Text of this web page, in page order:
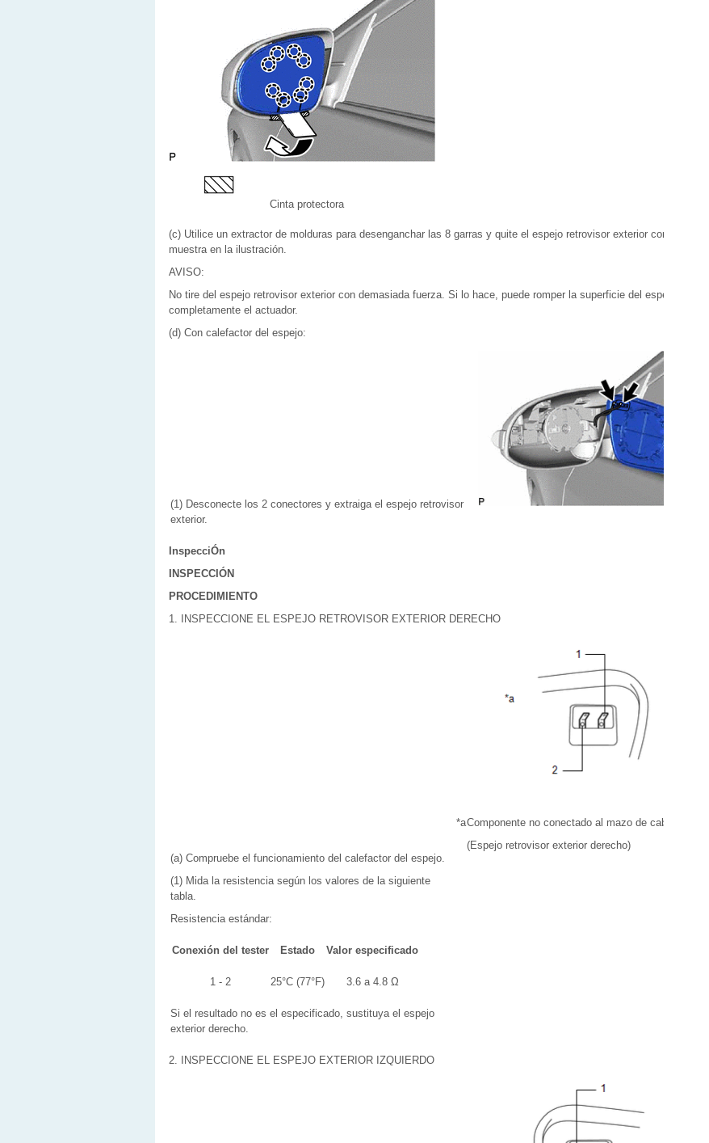
Cinta protectora
(c) Utilice un extractor de molduras para desenganchar las 8 garras y quite el espejo retrovisor exterior como se
muestra en la ilustración.
AVISO:
No tire del espejo retrovisor exterior con demasiada fuerza. Si lo hace, puede romper la superficie del espejo o sacar
completamente el actuador.
(d) Con calefactor del espejo:
(1) Desconecte los 2 conectores y extraiga el espejo retrovisor
exterior.
InspecciÓn
INSPECCIÓN
PROCEDIMIENTO
1. INSPECCIONE EL ESPEJO RETROVISOR EXTERIOR DERECHO
(a) Compruebe el funcionamiento del calefactor del espejo.
(1) Mida la resistencia según los valores de la siguiente
tabla.
Resistencia estándar:
Conexión del tester Estado Valor especificado
1 - 2 25°C (77°F) 3.6 a 4.8 Ω
Si el resultado no es el especificado, sustituya el espejo
exterior derecho.
*aComponente no conectado al mazo de cables
(Espejo retrovisor exterior derecho)
2. INSPECCIONE EL ESPEJO EXTERIOR IZQUIERDO